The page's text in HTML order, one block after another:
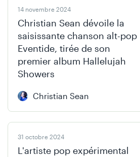
14 novembre 2024
Christian Sean dévoile la
saisissante chanson alt-pop
Eventide, tirée de son
premier album Hallelujah
Showers
Christian Sean
31 octobre 2024
L'artiste pop expérimental